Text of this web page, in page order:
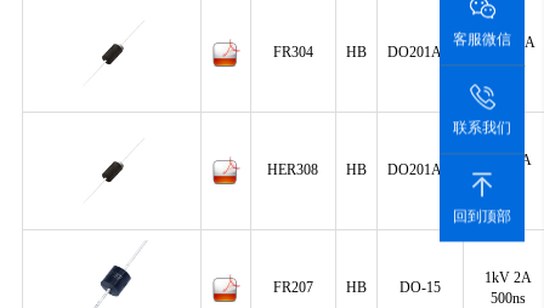
FR304 HB DO201AD
400V 3A
150ns
HER308 HB DO201AD
1kV 3A
FR207 HB DO-15
1kV 2A
500ns
客服微信
联系我们
回到顶部